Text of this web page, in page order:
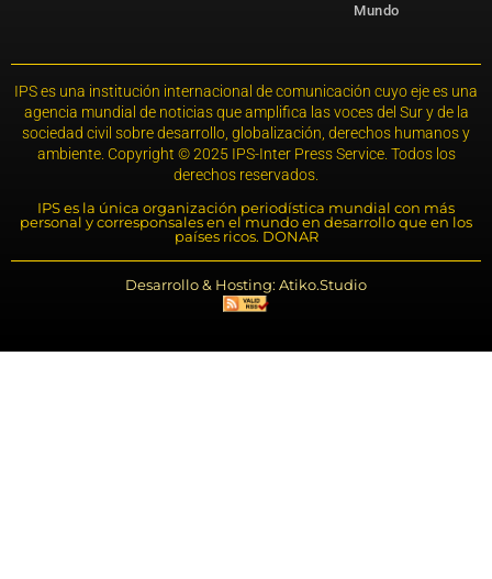
Mundo
IPS es una institución internacional de comunicación cuyo eje es una
agencia mundial de noticias que amplifica las voces del Sur y de la
sociedad civil sobre desarrollo, globalización, derechos humanos y
ambiente. Copyright © 2025 IPS-Inter Press Service. Todos los
derechos reservados.
IPS es la única organización periodística mundial con más
personal y corresponsales en el mundo en desarrollo que en los
países ricos. DONAR
Desarrollo & Hosting: Atiko.Studio